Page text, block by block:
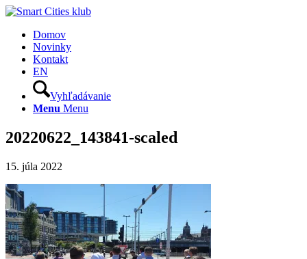
Domov
Novinky
Kontakt
EN
Vyhľadávanie
Menu Menu
20220622_143841-scaled
15. júla 2022